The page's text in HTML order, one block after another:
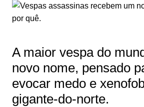
A maior vespa do
novo nome, pensado
evocar medo e
gigante-do-norte.